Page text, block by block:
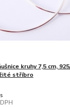
kruhy 7,5 cm,
stříbro